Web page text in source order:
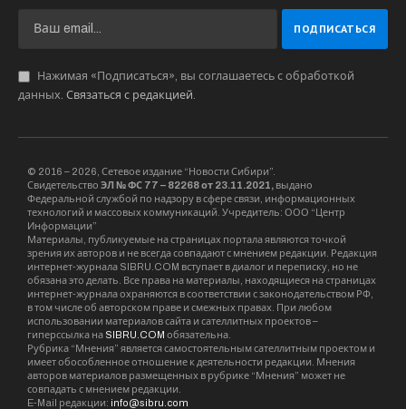
Нажимая «Подписаться», вы соглашаетесь с обработкой
данных. Связаться с редакцией
© 2016 – 2026, Сетевое издание “Новости Сибири”.
Свидетельство ЭЛ № ФС 77 – 82268 от 23.11.2021, выдано
Федеральной службой по надзору в сфере связи, информационных
технологий и массовых коммуникаций. Учредитель: ООО “Центр
Информации”
Материалы, публикуемые на страницах портала являются точкой
зрения их авторов и не всегда совпадают с мнением редакции. Редакция
интернет-журнала SIBRU.COM вступает в диалог и переписку, но не
обязана это делать. Все права на материалы, находящиеся на страницах
интернет-журнала охраняются в соответствии с законодательством РФ,
в том числе об авторском праве и смежных правах. При любом
использовании материалов сайта и сателлитных проектов –
гиперссылка на SIBRU.COM обязательна.
Рубрика “Мнения” является самостоятельным сателлитным проектом и
имеет обособленное отношение к деятельности редакции. Мнения
авторов материалов размещенных в рубрике “Мнения” может не
совпадать с мнением редакции.
E-Mail редакции: info@sibru.com